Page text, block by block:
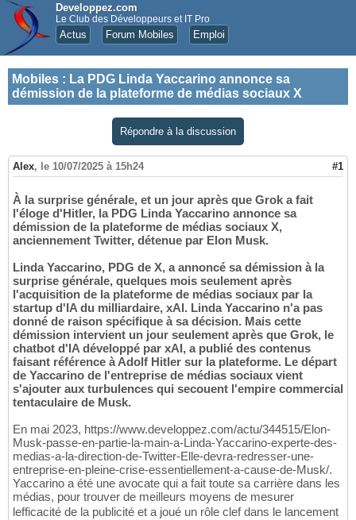
Developpez.com
Le Club des Développeurs et IT Pro
Actus Forum Mobiles Emploi
Mobiles : La PDG Linda Yaccarino annonce sa
démission de la plateforme de médias sociaux X
Répondre à la discussion
Alex, le 10/07/2025 à 15h24 #1
À la surprise générale, et un jour après que Grok a fait
l'éloge d'Hitler, la PDG Linda Yaccarino annonce sa
démission de la plateforme de médias sociaux X,
anciennement Twitter, détenue par Elon Musk.
Linda Yaccarino, PDG de X, a annoncé sa démission à la
surprise générale, quelques mois seulement après
l'acquisition de la plateforme de médias sociaux par la
startup d'IA du milliardaire, xAI. Linda Yaccarino n'a pas
donné de raison spécifique à sa décision. Mais cette
démission intervient un jour seulement après que Grok, le
chatbot d'IA développé par xAI, a publié des contenus
faisant référence à Adolf Hitler sur la plateforme. Le départ
de Yaccarino de l'entreprise de médias sociaux vient
s'ajouter aux turbulences qui secouent l'empire commercial
tentaculaire de Musk.
En mai 2023, https://www.developpez.com/actu/344515/Elon-
Musk-passe-en-partie-la-main-a-Linda-Yaccarino-experte-des-
medias-a-la-direction-de-Twitter-Elle-devra-redresser-une-
entreprise-en-pleine-crise-essentiellement-a-cause-de-Musk/.
Yaccarino a été une avocate qui a fait toute sa carrière dans les
médias, pour trouver de meilleurs moyens de mesurer
lefficacité de la publicité et a joué un rôle clef dans le lancement